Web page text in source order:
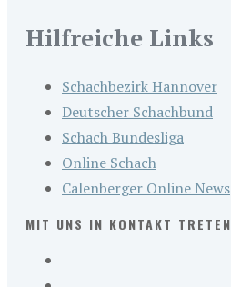
Hilfreiche Links
Schachbezirk Hannover
Deutscher Schachbund
Schach Bundesliga
Online Schach
Calenberger Online News
MIT UNS IN KONTAKT TRETEN